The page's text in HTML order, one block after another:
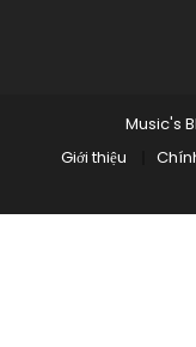
Music's
Giới thiệu